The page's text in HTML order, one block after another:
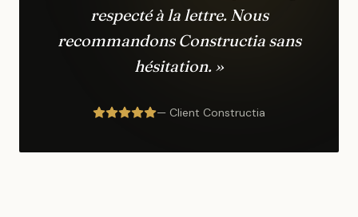
respecté à la lettre. Nous
recommandons Constructia sans
hésitation. »
— Client Constructia